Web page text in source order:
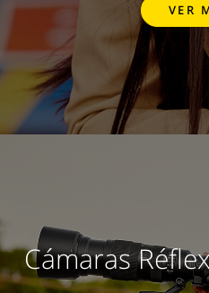
VER
Cámaras